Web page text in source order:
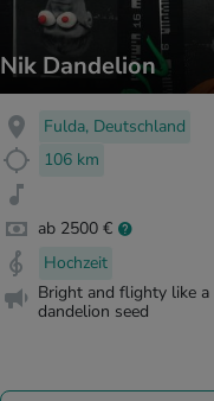
Nik Dandelion
Fulda, Deutschland
106 km
ab 2500 €
Hochzeit
Bright and flighty like a
dandelion seed